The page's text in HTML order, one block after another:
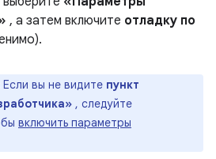
, а затем включите отладку по
Если вы не видите пункт
, следуйте
включить параметры